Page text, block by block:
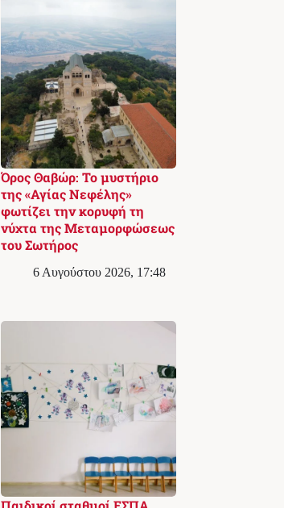
Όρος Θαβώρ: Το μυστήριο
της «Αγίας Νεφέλης»
φωτίζει την κορυφή τη
νύχτα της Μεταμορφώσεως
του Σωτήρος
6 Αυγούστου 2026, 17:48